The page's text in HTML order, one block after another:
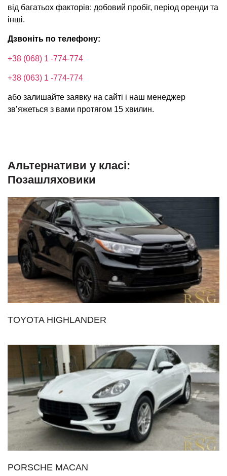
від багатьох факторів: добовий пробіг, період оренди та
інші.
Дзвоніть по телефону:
+38 (068) 1 -774-774
+38 (063) 1 -774-774
або залишайте заявку на сайті і наш менеджер
зв’яжеться з вами протягом 15 хвилин.
Альтернативи у класі:
Позашляховики
TOYOTA HIGHLANDER
PORSCHE MACAN